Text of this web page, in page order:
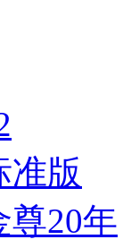
准版
尊20年